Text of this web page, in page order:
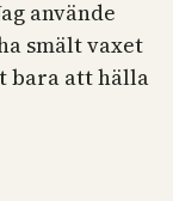
använde
smält vaxet
bara att hälla